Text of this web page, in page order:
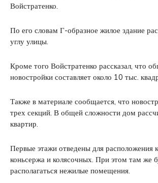
Войстратенко.
По его словам Г-образное жилое здание
углу улицы.
Кроме того Войстратенко рассказал, что
новостройки составляет около 10 тыс.
Также в материале сообщается, что
трех секций. В общей сложности дом
квартир.
Первые этажи отведены для расположения
коньсержа и колясочных. При этом там же
располагаться нежилые помещения.